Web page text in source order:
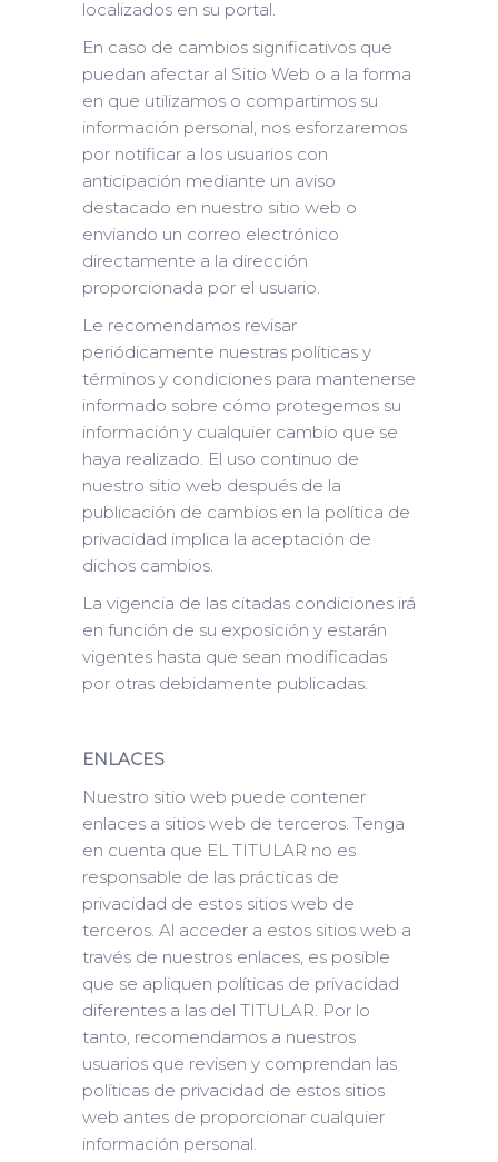
localizados en su portal.
En caso de cambios significativos que
puedan afectar al Sitio Web o a la forma
en que utilizamos o compartimos su
información personal, nos esforzaremos
por notificar a los usuarios con
anticipación mediante un aviso
destacado en nuestro sitio web o
enviando un correo electrónico
directamente a la dirección
proporcionada por el usuario.
Le recomendamos revisar
periódicamente nuestras políticas y
términos y condiciones para mantenerse
informado sobre cómo protegemos su
información y cualquier cambio que se
haya realizado. El uso continuo de
nuestro sitio web después de la
publicación de cambios en la política de
privacidad implica la aceptación de
dichos cambios.
La vigencia de las citadas condiciones irá
en función de su exposición y estarán
vigentes hasta que sean modificadas
por otras debidamente publicadas.
ENLACES
Nuestro sitio web puede contener
enlaces a sitios web de terceros. Tenga
en cuenta que EL TITULAR no es
responsable de las prácticas de
privacidad de estos sitios web de
terceros. Al acceder a estos sitios web a
través de nuestros enlaces, es posible
que se apliquen políticas de privacidad
diferentes a las del TITULAR. Por lo
tanto, recomendamos a nuestros
usuarios que revisen y comprendan las
políticas de privacidad de estos sitios
web antes de proporcionar cualquier
información personal.